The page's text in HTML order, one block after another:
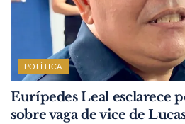
POLÍTICA
Eurípedes Leal esclarece
sobre vaga de vice de